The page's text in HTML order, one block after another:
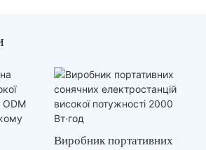
Виробник портативних